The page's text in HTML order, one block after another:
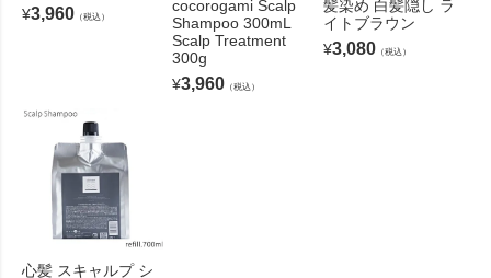
¥3,960 （税込）
cocorogami Scalp
Shampoo 300mL
Scalp Treatment
300g
¥3,960 （税込）
髪染め 白髪隠し ラ
イトブラウン
¥3,080（税込）
心髪 スキャルプ シ